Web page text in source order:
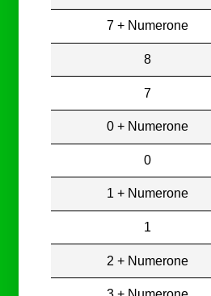
7 + Numerone
8
7
0 + Numerone
0
1 + Numerone
1
2 + Numerone